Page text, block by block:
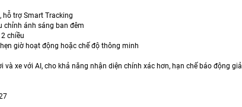
hỗ trợ Smart Tracking
chỉnh ánh sáng ban đêm
chiều
giờ hoạt động hoặc chế độ thông minh
và xe với AI, cho khả năng nhận diện chính xác hơn, hạn chế báo động giả